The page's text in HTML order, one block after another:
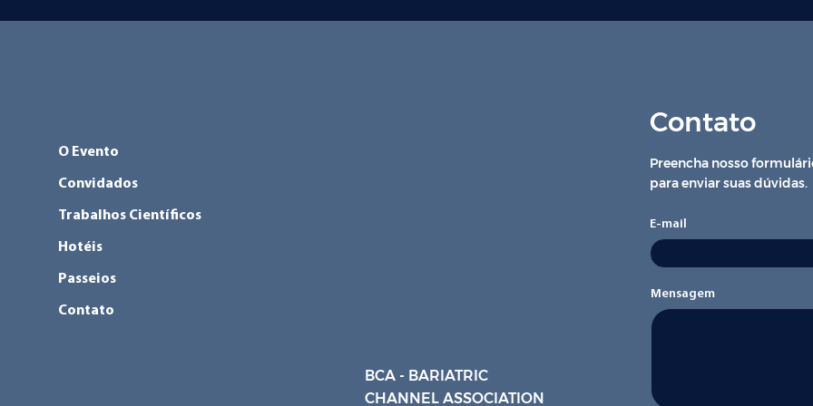
O Evento
Convidados
Trabalhos Científicos
Hotéis
Passeios
Contato
BCA - BARIATRIC
CHANNEL ASSOCIATION
Contato
Preencha nosso
para enviar suas dúvidas.
E-mail
Mensagem